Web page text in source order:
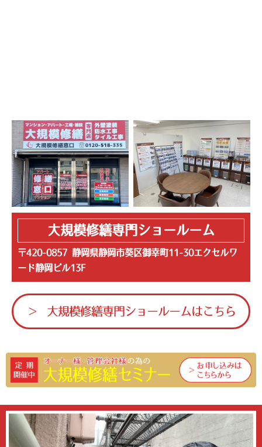
大規模修繕専門ショールーム
〒420-0857 静岡県静岡市葵区御幸町11-30エクセルワ
ード静岡ビル13F
大規模修繕専門ショールームはこちら